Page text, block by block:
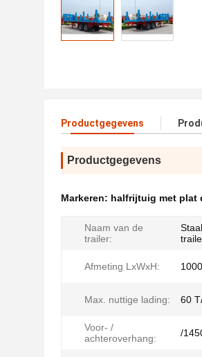
Productgegevens
Productgegevens
Markeren: halfrijtuig met plat
Naam van de
trailer:
Afmeting LxWxH:
Max. nuttige lading: 60
Voor- /
achteroverhang:
/